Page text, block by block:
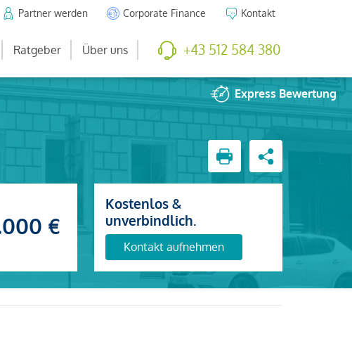
Partner werden Corporate Finance Kontakt
Ratgeber Über uns +43 512 584 380
Express Bewertung
€
Kostenlos &
unverbindlich.
Kontakt aufnehmen